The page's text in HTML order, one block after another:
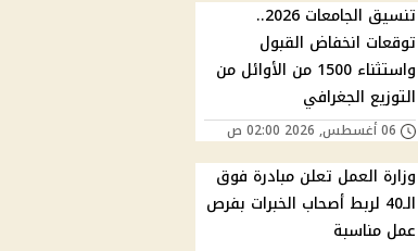
تنسيق الجامعات 2026..
توقعات انخفاض القبول
واستثناء 1500 من الأوائل من
التوزيع الجغرافي
06 أغسطس, 2026 02:00 ص
وزارة العمل تعلن مبادرة فوق
الـ40 لربط أصحاب الخبرات بفرص
عمل مناسبة